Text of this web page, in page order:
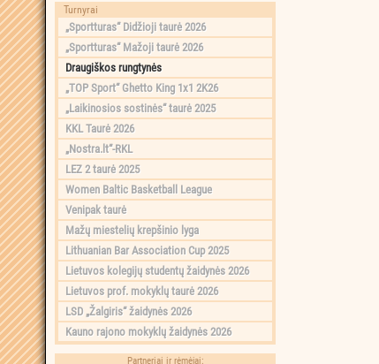
Turnyrai
„Sportturas“ Didžioji taurė 2026
„Sportturas“ Mažoji taurė 2026
Draugiškos rungtynės
„TOP Sport“ Ghetto King 1x1 2K26
„Laikinosios sostinės“ taurė 2025
KKL Taurė 2026
„Nostra.lt“-RKL
LEZ 2 taurė 2025
Women Baltic Basketball League
Venipak taurė
Mažų miestelių krepšinio lyga
Lithuanian Bar Association Cup 2025
Lietuvos kolegijų studentų žaidynės 2026
Lietuvos prof. mokyklų taurė 2026
LSD „Žalgiris“ žaidynės 2026
Kauno rajono mokyklų žaidynės 2026
Partneriai ir rėmėjai: